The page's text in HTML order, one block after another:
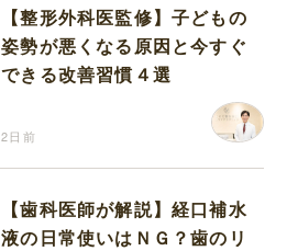
【整形外科医監修】子どもの
姿勢が悪くなる原因と今すぐ
できる改善習慣４選
2日前
【歯科医師が解説】経口補水
液の日常使いはＮＧ？歯のリ